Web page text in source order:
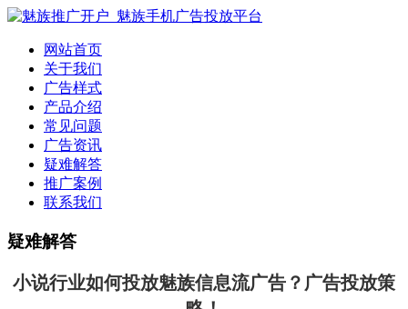
网站首页
关于我们
广告样式
产品介绍
常见问题
广告资讯
疑难解答
推广案例
联系我们
疑难解答
小说行业如何投放魅族信息流广告？广告投放策